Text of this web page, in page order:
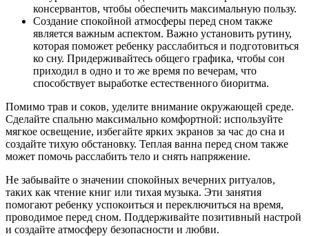
консервантов, чтобы обеспечить максимальную пользу.
Создание спокойной атмосферы перед сном также
является важным аспектом. Важно установить рутину,
которая поможет ребенку расслабиться и подготовиться
ко сну. Придерживайтесь общего графика, чтобы сон
приходил в одно и то же время по вечерам, что
способствует выработке естественного биоритма.
Помимо трав и соков, уделите внимание окружающей среде.
Сделайте спальню максимально комфортной: используйте
мягкое освещение, избегайте ярких экранов за час до сна и
создайте тихую обстановку. Теплая ванна перед сном также
может помочь расслабить тело и снять напряжение.
Не забывайте о значении спокойных вечерних ритуалов,
таких как чтение книг или тихая музыка. Эти занятия
помогают ребенку успокоиться и переключиться на время,
проводимое перед сном. Поддерживайте позитивный настрой
и создайте атмосферу безопасности и любви.